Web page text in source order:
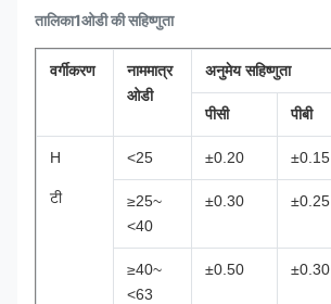
तालिका1ओडी की सहिष्णुता
वर्गीकरण
नाममात्र
ओडी
अनुमेय सहिष्णुता
पीसी पीबी
H
टी
<25 ±0.20 ±0.15
≥25~
<40
±0.30 ±0.25
≥40~
<63
±0.50 ±0.30